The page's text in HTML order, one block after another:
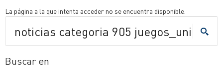
La página a la que intenta acceder no se encuentra disponible.
Buscar en